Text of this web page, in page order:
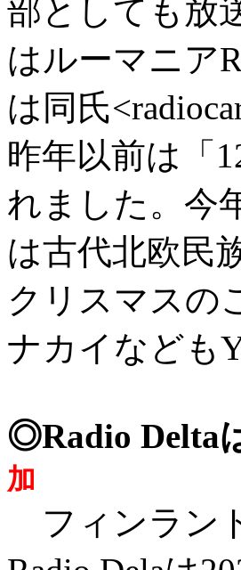
部としても放
はルーマニア
は同氏
昨年以前は「
れました。今
は古代北欧民
クリスマスの
ナカイなども
◎Radio Delta
加
フィンラン